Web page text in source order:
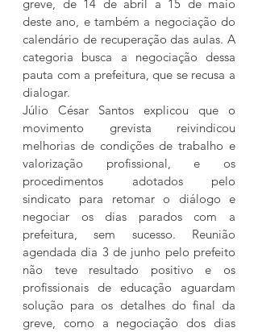
greve, de 14 de abril a 15 de maio
deste ano, e também a negociação do
calendário de recuperação das aulas. A
categoria busca a negociação dessa
pauta com a prefeitura, que se recusa a
dialogar.
Júlio César Santos explicou que o
movimento grevista reivindicou
melhorias de condições de trabalho e
valorização profissional, e os
procedimentos adotados pelo
sindicato para retomar o diálogo e
negociar os dias parados com a
prefeitura, sem sucesso. Reunião
agendada dia 3 de junho pelo prefeito
não teve resultado positivo e os
profissionais de educação aguardam
solução para os detalhes do final da
greve, como a negociação dos dias